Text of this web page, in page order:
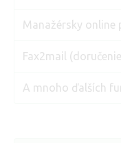
Manažérsky online
Fax2mail
A mnoho ďalších